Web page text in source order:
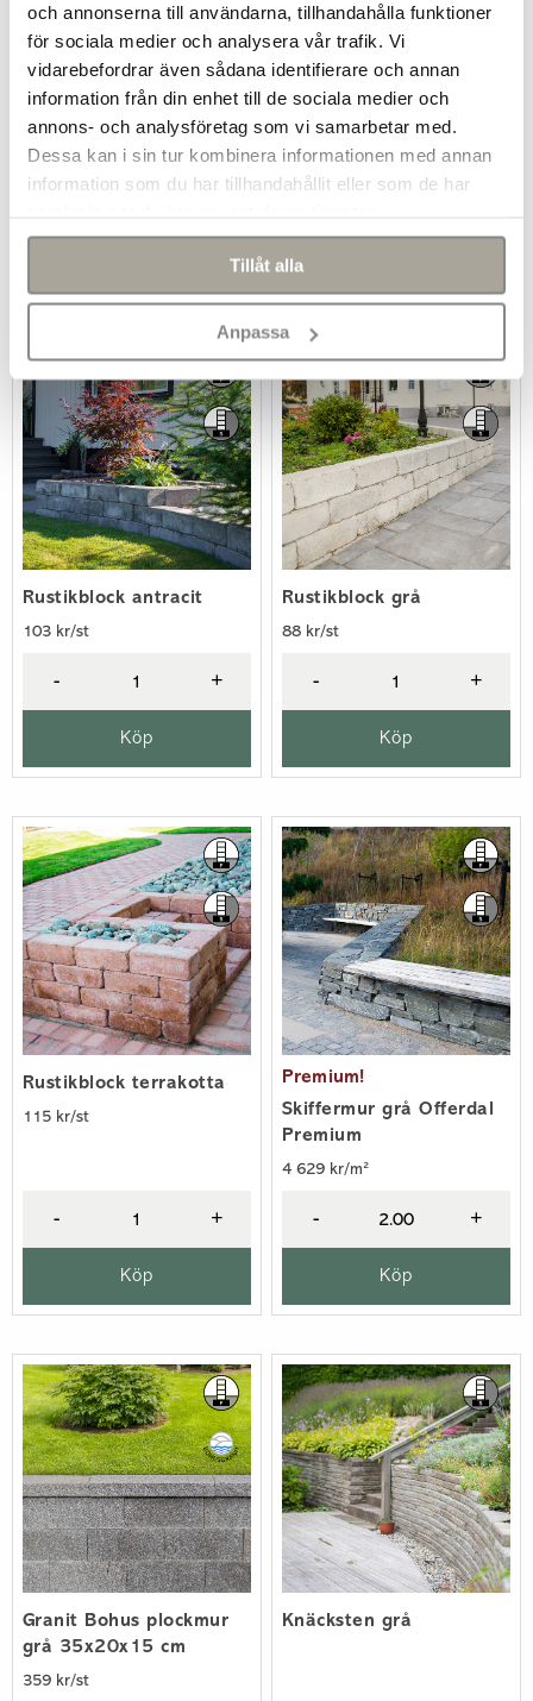
och annonserna till användarna, tillhandahålla funktioner
för sociala medier och analysera vår trafik. Vi
vidarebefordrar även sådana identifierare och annan
information från din enhet till de sociala medier och
annons- och analysföretag som vi samarbetar med.
Dessa kan i sin tur kombinera informationen med annan
information som du har tillhandahållit eller som de har
Tillåt alla
Anpassa
Villablock grå 30x15x15
35 kr/st
- +
39 kr/st
-
Rustikblock antracit
103 kr/st
- +
Köp
Rustikblock grå
88 kr/st
- +
Köp
Rustikblock terrakotta
115 kr/st
- +
Köp
Premium!
Skiffermur grå Offerdal
Premium
4 629 kr/m²
- +
Köp
Granit Bohus plockmur
grå 35x20x15 cm
359 kr/st
Knäcksten grå